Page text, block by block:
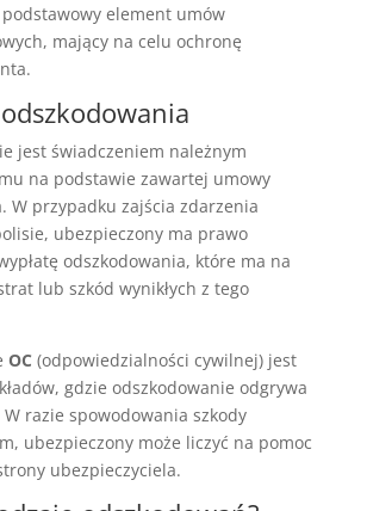
element umów
mający na celu ochronę
jest świadczeniem należnym
na podstawie zawartej umowy
W przypadku zajścia zdarzenia
ubezpieczony ma prawo
odszkodowania, które ma na
lub szkód wynikłych z tego
OC (odpowiedzialności cywilnej) jest
gdzie odszkodowanie odgrywa
razie spowodowania szkody
ubezpieczony może liczyć na pomoc
ubezpieczyciela.